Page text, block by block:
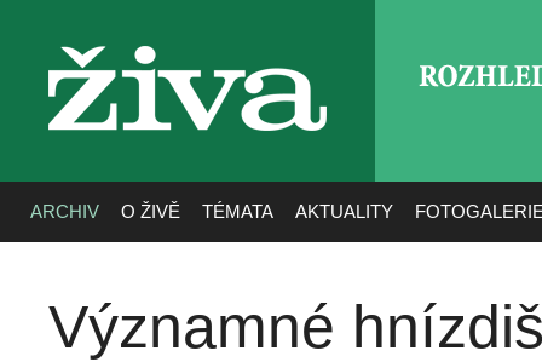
živa
ARCHIV O ŽIVĚ TÉMATA AKTUALITY
Významné